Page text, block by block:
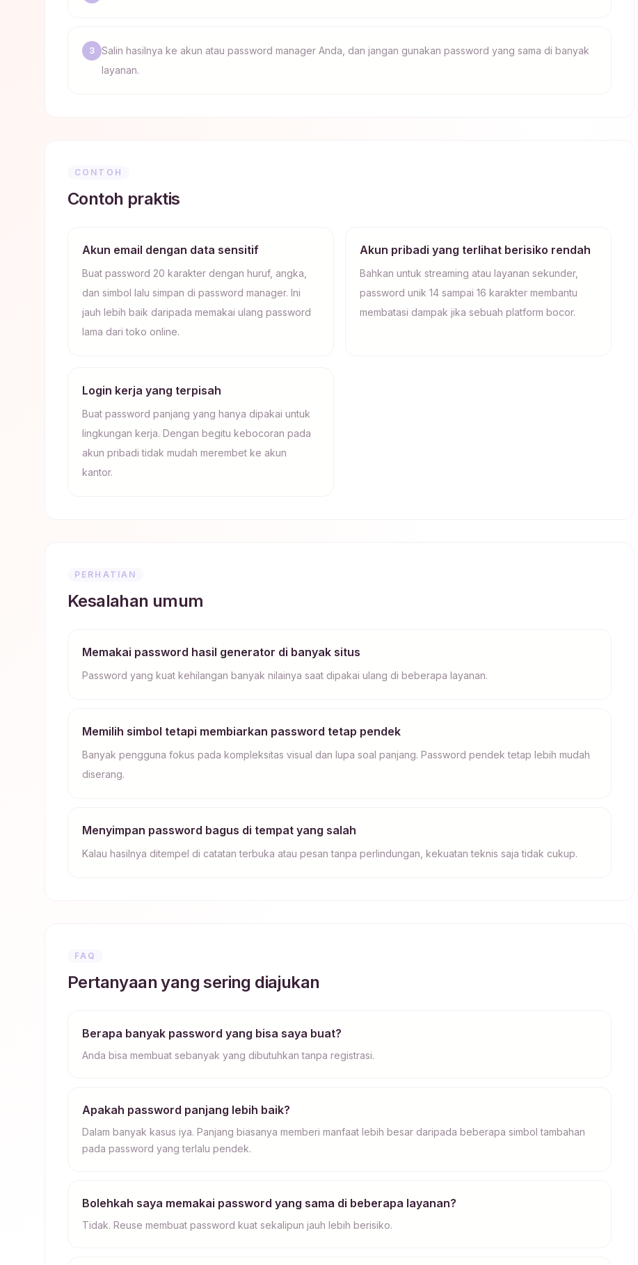
3
Salin hasilnya ke akun atau password manager Anda, dan jangan gunakan password yang sama di banyak
layanan.
CONTOH
Contoh praktis
Akun email dengan data sensitif
Buat password 20 karakter dengan huruf, angka,
dan simbol lalu simpan di password manager. Ini
jauh lebih baik daripada memakai ulang password
lama dari toko online.
Akun pribadi yang terlihat berisiko rendah
Bahkan untuk streaming atau layanan sekunder,
password unik 14 sampai 16 karakter membantu
membatasi dampak jika sebuah platform bocor.
Login kerja yang terpisah
Buat password panjang yang hanya dipakai untuk
lingkungan kerja. Dengan begitu kebocoran pada
akun pribadi tidak mudah merembet ke akun
kantor.
PERHATIAN
Kesalahan umum
Memakai password hasil generator di banyak situs
Password yang kuat kehilangan banyak nilainya saat dipakai ulang di beberapa layanan.
Memilih simbol tetapi membiarkan password tetap pendek
Banyak pengguna fokus pada kompleksitas visual dan lupa soal panjang. Password pendek tetap lebih mudah
diserang.
Menyimpan password bagus di tempat yang salah
Kalau hasilnya ditempel di catatan terbuka atau pesan tanpa perlindungan, kekuatan teknis saja tidak cukup.
FAQ
Pertanyaan yang sering diajukan
Berapa banyak password yang bisa saya buat?
Anda bisa membuat sebanyak yang dibutuhkan tanpa registrasi.
Apakah password panjang lebih baik?
Dalam banyak kasus iya. Panjang biasanya memberi manfaat lebih besar daripada beberapa simbol tambahan
pada password yang terlalu pendek.
Bolehkah saya memakai password yang sama di beberapa layanan?
Tidak. Reuse membuat password kuat sekalipun jauh lebih berisiko.